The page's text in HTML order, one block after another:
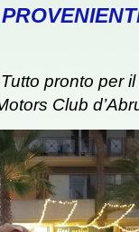
pronto per
Club